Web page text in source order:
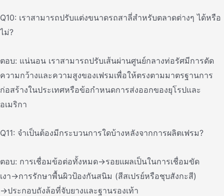
Q10: เราสามารถปรับแต่งขนาดรถสาลี่สําหรับตลาดต่างๆ ได้หรือ
ไม่?
ตอบ: แน่นอน เราสามารถปรับเส้นผ่านศูนย์กลางท่อรัศมีการดัด
ความกว้างและความสูงของเฟรมเพื่อให้ตรงตามมาตรฐานการ
ก่อสร้างในประเทศหรือข้อกําหนดการส่งออกของยุโรปและ
อเมริกา
Q11: จําเป็นต้องมีกระบวนการใดบ้างหลังจากการผลิตเฟรม?
ตอบ: การเชื่อมข้อต่อทั้งหมด→รอยแผลเป็นในการเชื่อมขัด
เงา→การรักษาพื้นผิวป้องกันสนิม (สีสเปรย์หรือชุบสังกะสี)
→ประกอบถังล้อที่จับยางและฐานรองเท้า